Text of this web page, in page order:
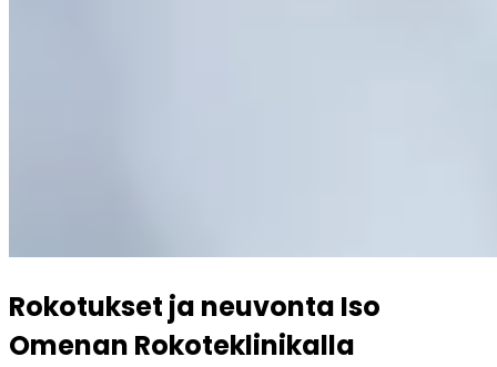
Rokotukset ja neuvonta Iso
Omenan Rokoteklinikalla